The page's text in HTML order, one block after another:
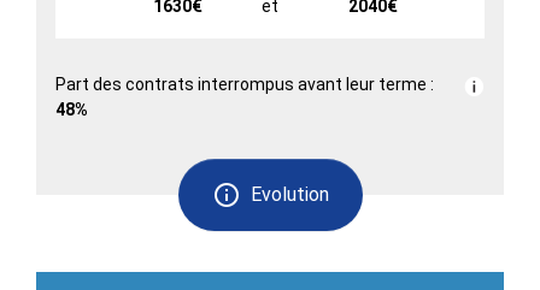
Evolution
1630€
et 2040€
Part des contrats interrompus avant leur terme :
48%